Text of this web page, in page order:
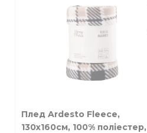
Плед Ardesto Fleece,
130x160см, 100% поліестер,